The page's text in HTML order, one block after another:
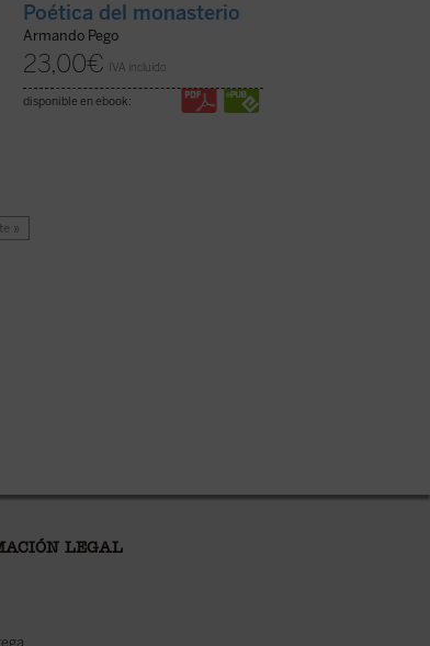
Poética del monasterio
Armando Pego
23,00€ IVA incluido
disponible en ebook:
»
LEGAL